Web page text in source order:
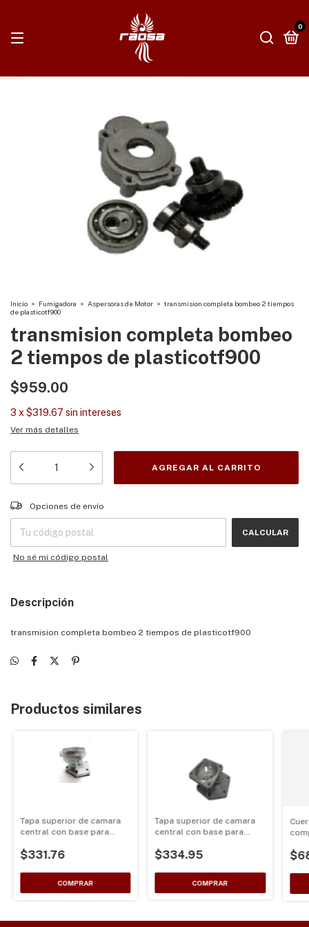
0
Inicio > Fumigadora > Aspersoras de Motor > transmision completa bombeo 2 tiempos
de plasticotf900
transmision completa bombeo
2 tiempos de plasticotf900
$959.00
3 x $319.67 sin intereses
Ver más detalles
Entregas para el CP:
Opciones de envío
CALCULAR
No sé mi código postal
Descripción
transmision completa bombeo 2 tiempos de plasticotf900
Productos similares
Tapa superior de camara
central con base para
fumigadora 4 Tiempos
$331.76
Tapa superior de camara
central con base para
fumigadora 2 Tiempos
$334.95